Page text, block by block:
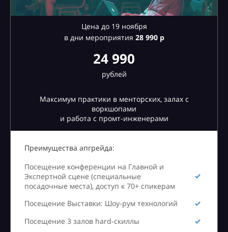
Цена до 19 ноября
в дни мероприятия 28990 р
24 990
рублей
Максимум практики в менторских, залах с
воркшопами
и работа с промт-инженерами
Преимущества апгрейда:
Посещение конференции на Главной и
Экспертной сцене (специальные
посадочные места), доступ к 70+ спикерам
Посещение Выставки: Шоу-рум технологий
Посещение 3 залов hard-скиллы